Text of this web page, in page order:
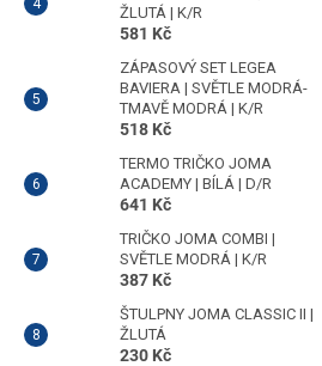
ŽLUTÁ | K/R
581 Kč
ZÁPASOVÝ SET LEGEA
BAVIERA | SVĚTLE MODRÁ-
TMAVĚ MODRÁ | K/R
518 Kč
TERMO TRIČKO JOMA
ACADEMY | BÍLÁ | D/R
641 Kč
TRIČKO JOMA COMBI |
SVĚTLE MODRÁ | K/R
387 Kč
ŠTULPNY JOMA CLASSIC II |
ŽLUTÁ
230 Kč